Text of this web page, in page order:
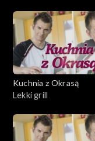
Kuchnia z Okrasą
Lekki grill